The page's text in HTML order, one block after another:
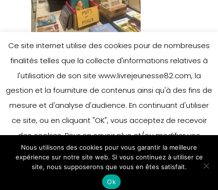
Ce site internet utilise des cookies pour de nombreuses
finalités telles que la collecte d'informations relatives à
l'utilisation de son site www.livrejeunesse82.com, la
gestion et la fourniture de contenus ainsi qu'à des fins de
mesure et d'analyse d'audience. En continuant d'utiliser
ce site, ou en cliquant "OK", vous acceptez de recevoir
des cookies. Pour en savoir plus et/ou modifier vos
préférences en matière de cookies, merci de vous référer
à notre politique sur les cookies.
Accepter
En savoir plus
Nous utilisons des cookies pour vous garantir la meilleure
expérience sur notre site web. Si vous continuez à utiliser ce
site, nous supposerons que vous en êtes satisfait.
Ok